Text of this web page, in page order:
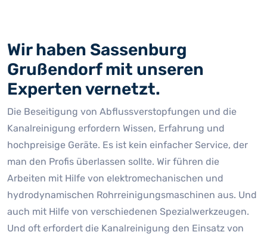
Wir haben Sassenburg
Grußendorf mit unseren
Experten vernetzt.
Die Beseitigung von Abflussverstopfungen und die
Kanalreinigung erfordern Wissen, Erfahrung und
hochpreisige Geräte. Es ist kein einfacher Service, der
man den Profis überlassen sollte. Wir führen die
Arbeiten mit Hilfe von elektromechanischen und
hydrodynamischen Rohrreinigungsmaschinen aus. Und
auch mit Hilfe von verschiedenen Spezialwerkzeugen.
Und oft erfordert die Kanalreinigung den Einsatz von